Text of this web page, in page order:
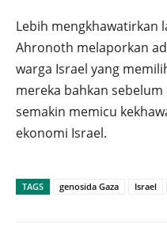
Lebih mengkhawatirkan
Ahronoth melaporkan
warga Israel yang
mereka bahkan sebelum
semakin memicu
ekonomi Israel.
TAGS genosida Gaza Israel